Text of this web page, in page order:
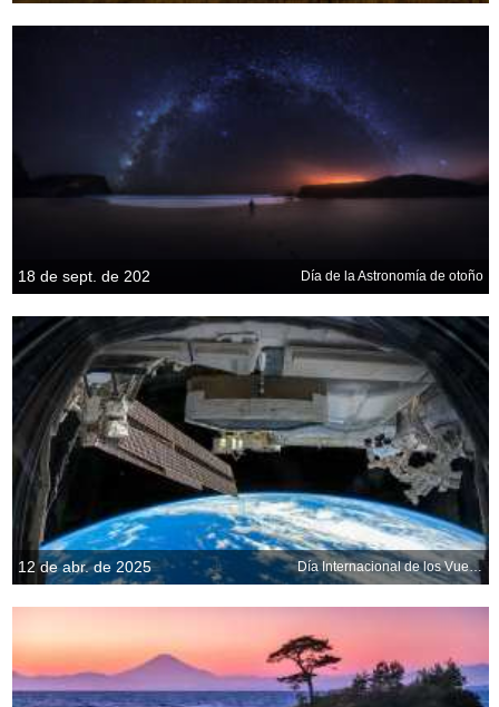
18 de sept. de 202 Día de la Astronomía de otoño
12 de abr. de 2025 Día Internacional de los Vuelos Espaciales Tripulados